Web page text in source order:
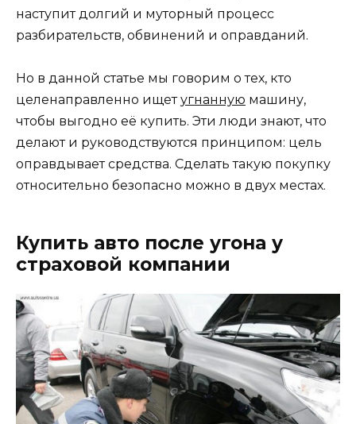
наступит долгий и муторный процесс
разбирательств, обвинений и оправданий.
Но в данной статье мы говорим о тех, кто
целенаправленно ищетугнанную машину,
чтобы выгодно её купить. Эти люди знают, что
делают и руководствуются принципом: цель
оправдывает средства. Сделать такую покупку
относительно безопасно можно в двух местах.
Купить авто после угона у
страховой компании